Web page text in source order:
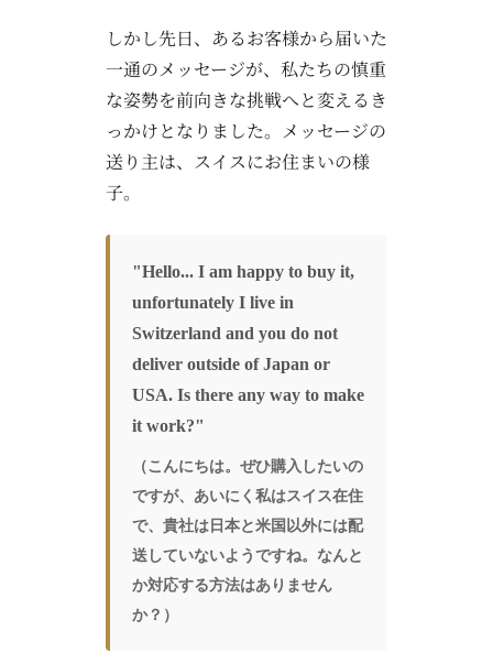
しかし先日、あるお客様から届いた
一通のメッセージが、私たちの慎重
な姿勢を前向きな挑戦へと変えるき
っかけとなりました。メッセージの
送り主は、スイスにお住まいの様
子。
"Hello... I am happy to buy it,
unfortunately I live in
Switzerland and you do not
deliver outside of Japan or
USA. Is there any way to make
it work?"
（こんにちは。ぜひ購入したいの
ですが、あいにく私はスイス在住
で、貴社は日本と米国以外には配
送していないようですね。なんと
か対応する方法はありません
か？）